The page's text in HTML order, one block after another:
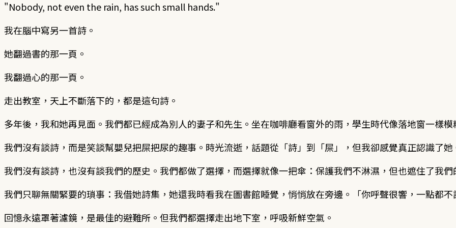
"Nobody, not even the rain, has such small hands."
我在腦中寫另一首詩。
她翻過書的那一頁。
我翻過心的那一頁。
走出教室，天上不斷落下的，都是這句詩。
多年後，我和她再見面。我們都已經成為別人的妻子和先生。坐在咖啡廳看窗外的雨，學生時代像落地窗一樣模
我們沒有談詩，而是笑談幫嬰兒把屎把尿的趣事。時光流逝，話題從「詩」到「屎」，但我卻感覺真正認識了她
我們沒有談詩，也沒有談我們的歷史。我們都做了選擇，而選擇就像一把傘：保護我們不淋濕，但也遮住了我們
我們只聊無關緊要的瑣事：我借她詩集，她還我時看我在圖書館睡覺，悄悄放在旁邊。「你呼聲很響，一點都不
回憶永遠罩著濾鏡，是最佳的避難所。但我們都選擇走出地下室，呼吸新鮮空氣。